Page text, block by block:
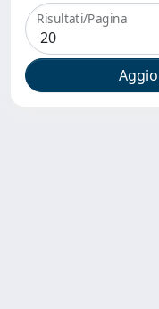
Risultati/Pagina